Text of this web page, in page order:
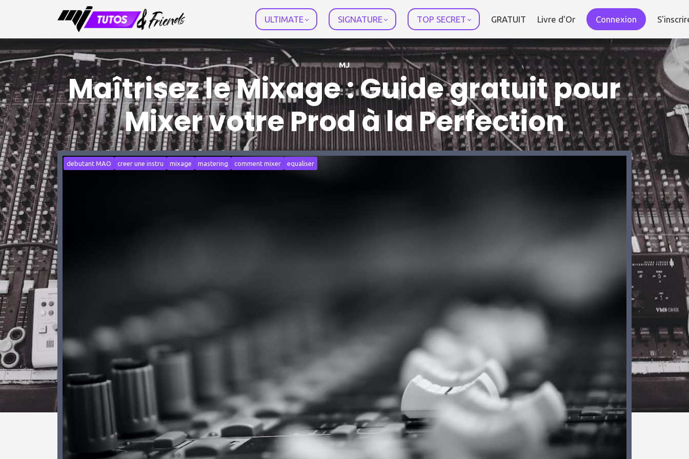
ULTIMATE SIGNATURE TOP SECRET GRATUIT Livre d'Or Connexion
MJ
Maîtrisez le Mixage : Guide gratuit pour
Mixer votre Prod à la Perfection
debutant MAO creer une instru mixage mastering comment mixer equaliser